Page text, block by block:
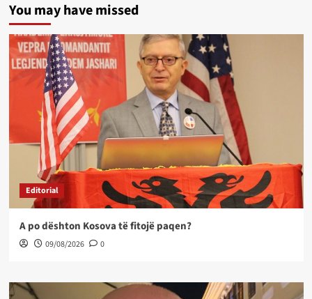
You may have missed
Editorial
A po dështon Kosova të fitojë paqen?
09/08/2026 0